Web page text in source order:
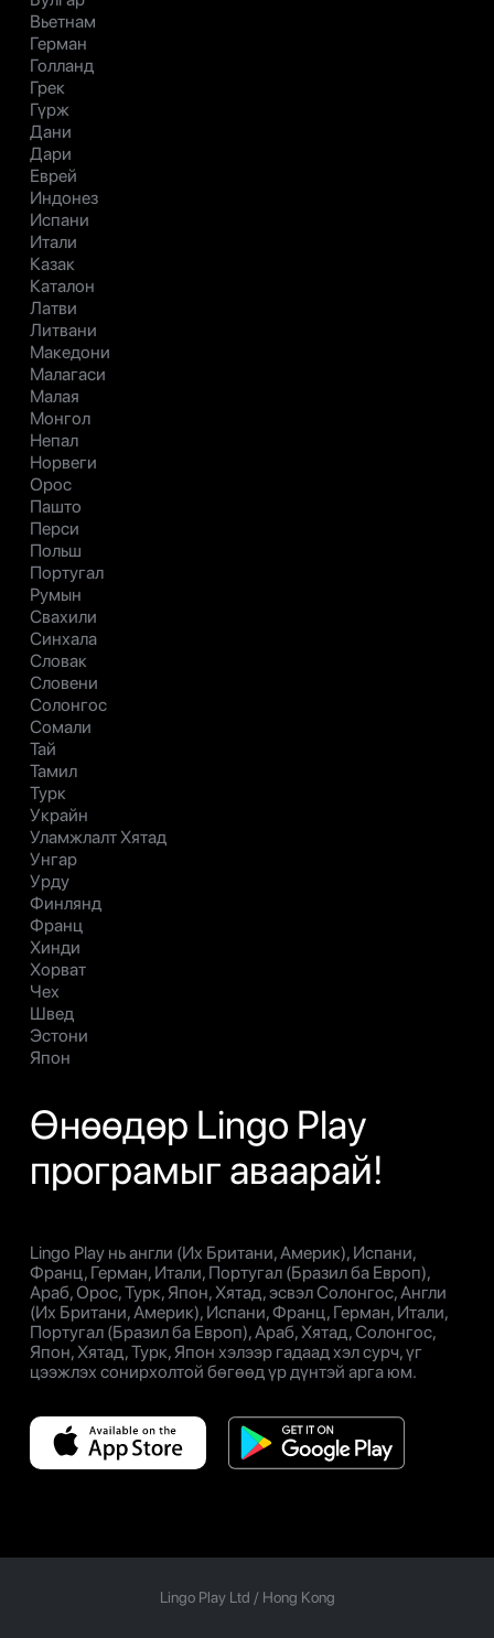
Вьетнам
Герман
Голланд
Грек
Гүрж
Дани
Дари
Еврей
Индонез
Испани
Итали
Казак
Каталон
Латви
Литвани
Македони
Малагаси
Малая
Монгол
Непал
Норвеги
Орос
Пашто
Перси
Польш
Португал
Румын
Свахили
Синхала
Словак
Словени
Солонгос
Сомали
Тай
Тамил
Турк
Украйн
Уламжлалт Хятад
Унгар
Урду
Финлянд
Франц
Хинди
Хорват
Чех
Швед
Эстони
Япон
Өнөөдөр Lingo Play
програмыг аваарай!
Lingo Play нь англи (Их Британи, Америк), Испани,
Франц, Герман, Итали, Португал (Бразил ба Европ),
Араб, Орос, Турк, Япон, Хятад, эсвэл Солонгос, Англи
(Их Британи, Америк), Испани, Франц, Герман, Итали,
Португал (Бразил ба Европ), Араб, Хятад, Солонгос,
Япон, Хятад, Турк, Япон хэлээр гадаад хэл сурч, үг
цээжлэх сонирхолтой бөгөөд үр дүнтэй арга юм.
Lingo Play Ltd / Hong Kong